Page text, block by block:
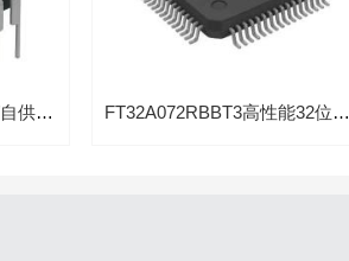
FT8353DD具有功率24W自供电功能恒流LED驱动IC FT32A072RBBT3高性能32位MO微控制器汽车级应用IC